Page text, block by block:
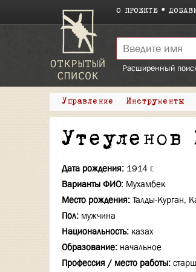
О ПРОЕКТЕ
Расширенный
Управление Инструменты
Утеуленов
Дата рождения: 1914 г.
Варианты ФИО: Мухамбек
Место рождения: Талды-Курган,
Пол: мужчина
Национальность: казах
Образование: начальное
Профессия / место работы: